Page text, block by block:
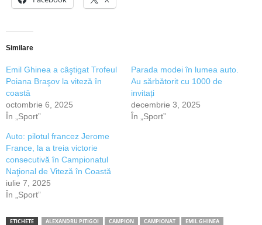
Similare
Emil Ghinea a câştigat Trofeul
Poiana Braşov la viteză în
coastă
octombrie 6, 2025
În „Sport”
Parada modei în lumea auto.
Au sărbătorit cu 1000 de
invitați
decembrie 3, 2025
În „Sport”
Auto: pilotul francez Jerome
France, la a treia victorie
consecutivă în Campionatul
Naţional de Viteză în Coastă
iulie 7, 2025
În „Sport”
ETICHETE ALEXANDRU PITIGOI CAMPION CAMPIONAT
EMIL GHINEA